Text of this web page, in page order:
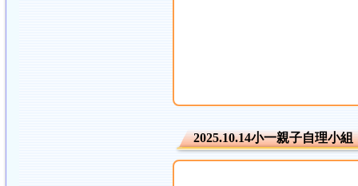
2025.10.14小一親子自理小組